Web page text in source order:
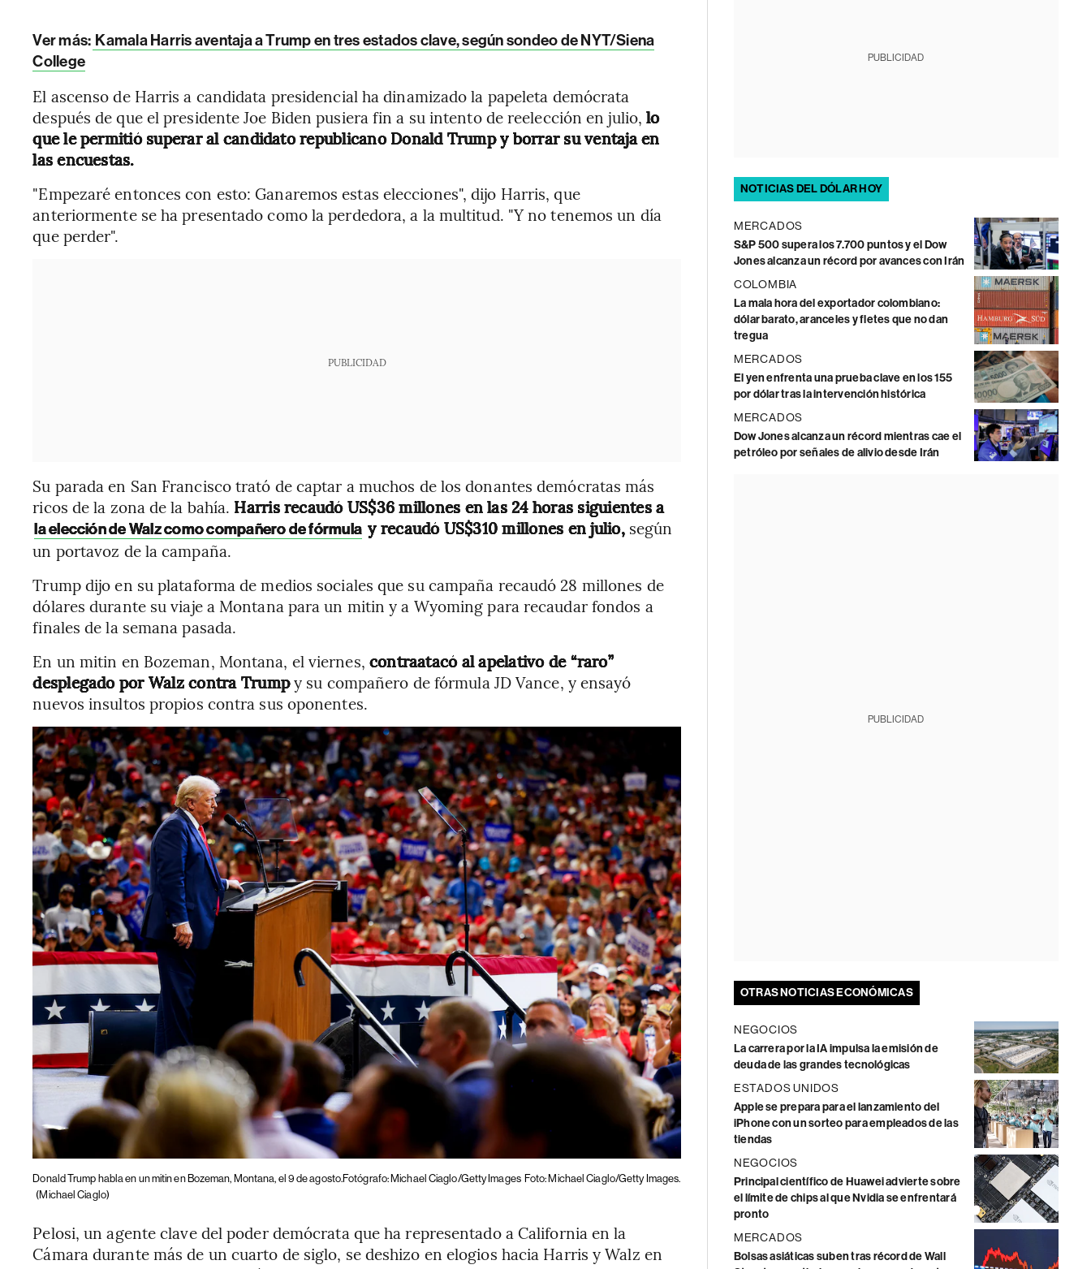
Ver más: Kamala Harris aventaja a Trump en tres estados clave, según sondeo de NYT/Siena
College
El ascenso de Harris a candidata presidencial ha dinamizado la papeleta demócrata
después de que el presidente Joe Biden pusiera fin a su intento de reelección en julio, lo
que le permitió superar al candidato republicano Donald Trump y borrar su ventaja en
las encuestas.
"Empezaré entonces con esto: Ganaremos estas elecciones", dijo Harris, que
anteriormente se ha presentado como la perdedora, a la multitud. "Y no tenemos un día
que perder".
PUBLICIDAD
Su parada en San Francisco trató de captar a muchos de los donantes demócratas más
ricos de la zona de la bahía. Harris recaudó US$36 millones en las 24 horas siguientes a
la elección de Walz como compañero de fórmula y recaudó US$310 millones en julio,según
un portavoz de la campaña.
Trump dijo en su plataforma de medios sociales que su campaña recaudó 28 millones de
dólares durante su viaje a Montana para un mitin y a Wyoming para recaudar fondos a
finales de la semana pasada.
En un mitin en Bozeman, Montana, el viernes, contraatacó al apelativo de “raro”
desplegado por Walz contra Trumpy su compañero de fórmula JD Vance, y ensayó
nuevos insultos propios contra sus oponentes.
Donald Trump habla en un mitin en Bozeman, Montana, el 9 de agosto.Fotógrafo: Michael Ciaglo/Getty Images Foto: Michael Ciaglo/Getty Images.
(Michael Ciaglo)
Pelosi, un agente clave del poder demócrata que ha representado a California en la
Cámara durante más de un cuarto de siglo, se deshizo en elogios hacia Harris y Walz en
PUBLICIDAD
NOTICIAS DEL DÓLAR HOY
MERCADOS
S&P 500 supera los 7.700 puntos y el Dow
Jones alcanza un récord por avances con Irán
COLOMBIA
La mala hora del exportador colombiano:
dólar barato, aranceles y fletes que no dan
tregua
MERCADOS
El yen enfrenta una prueba clave en los 155
por dólar tras la intervención histórica
MERCADOS
Dow Jones alcanza un récord mientras cae el
petróleo por señales de alivio desde Irán
PUBLICIDAD
OTRAS NOTICIAS ECONÓMICAS
NEGOCIOS
La carrera por la IA impulsa la emisión de
deuda de las grandes tecnológicas
ESTADOS UNIDOS
Apple se prepara para el lanzamiento del
iPhone con un sorteo para empleados de las
tiendas
NEGOCIOS
Principal científico de Huawei advierte sobre
el límite de chips al que Nvidia se enfrentará
pronto
MERCADOS
Bolsas asiáticas suben tras récord de Wall